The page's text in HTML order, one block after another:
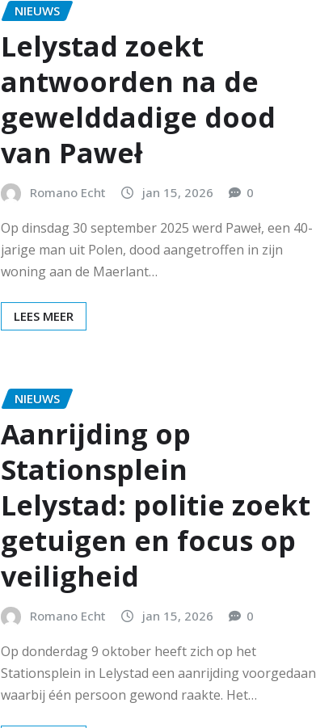
NIEUWS
Lelystad zoekt
antwoorden na de
gewelddadige dood
van Paweł
Romano Echt jan 15, 2026 0
Op dinsdag 30 september 2025 werd Paweł, een 40-
jarige man uit Polen, dood aangetroffen in zijn
woning aan de Maerlant…
LEES MEER
NIEUWS
Aanrijding op
Stationsplein
Lelystad: politie zoekt
getuigen en focus op
veiligheid
Romano Echt jan 15, 2026 0
Op donderdag 9 oktober heeft zich op het
Stationsplein in Lelystad een aanrijding voorgedaan
waarbij één persoon gewond raakte. Het…